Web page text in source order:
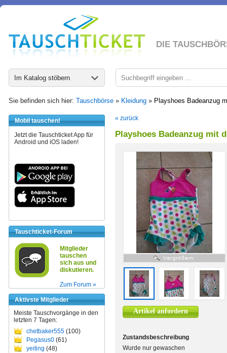
DIE
Im Katalog stöbern
Sie befinden sich hier: Tauschbörse » Kleidung » Playshoes Badeanzug
Mobil tauschen!
Jetzt die Tauschticket App für
Android und iOS laden!
Tauschticket-Forum
Mitglieder
tauschen
sich aus und
diskutieren.
Zum Forum »
Aktivste Mitglieder
Meiste Tauschvorgänge in den
letzten 7 Tagen:
chetbaker555 (100)
Pegasus0 (61)
yeiting (48)
« zurück
Playshoes Badeanzug mit
Artikel anfordern
Zustandsbeschreibung
Wurde nur gewaschen